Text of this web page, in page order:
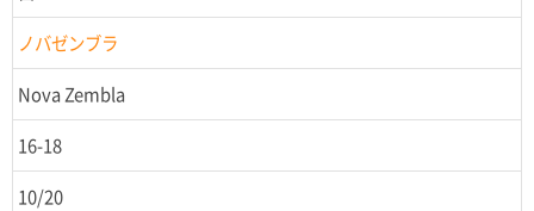
ノバゼンブラ
Nova Zembla
16-18
10/20